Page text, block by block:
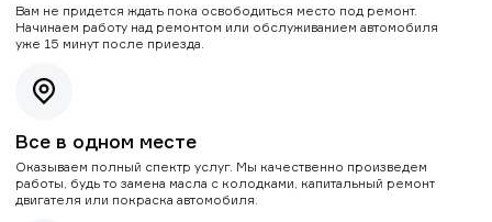
Вам не придется ждать пока освободиться место под ремонт.
Начинаем работу над ремонтом или обслуживанием автомобиля
уже 15 минут после приезда.
Все в одном месте
Оказываем полный спектр услуг. Мы качественно произведем
работы, будь то замена масла с колодками, капитальный ремонт
двигателя или покраска автомобиля.